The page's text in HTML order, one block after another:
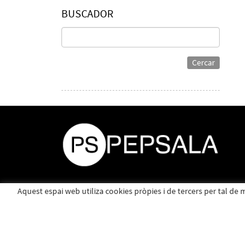
BUSCADOR
Cercar
Major, 15 - Santa
Aquest espai web utiliza cookies pròpies i de tercers per tal